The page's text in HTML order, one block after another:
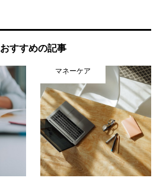
おすすめの記事
マネーケア